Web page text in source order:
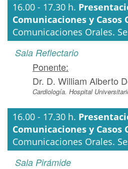
16.00 - 17.30 h.
Comunicaciones y Casos
Comunicaciones Orales.
Sala Reflectario
Ponente:
Dr. D. William Alberto
Cardiología. Hospital
16.00 - 17.30 h.
Comunicaciones y Casos
Comunicaciones Orales.
Sala Pirámide